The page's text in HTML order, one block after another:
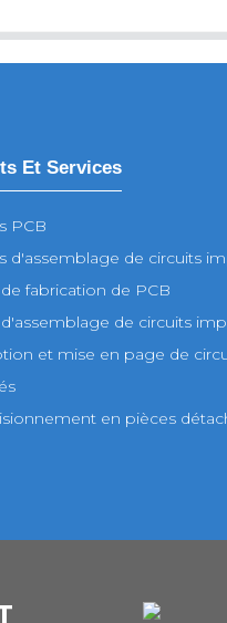
Et Services
PCB
d'assemblage de circuits
fabrication de PCB
d'assemblage de circuits
et mise en page de
en pièces